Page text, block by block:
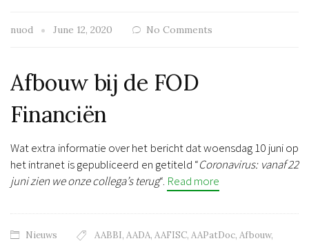
nuod June 12, 2020 No Comments
Afbouw bij de FOD
Financiën
Wat extra informatie over het bericht dat woensdag 10 juni op
het intranet is gepubliceerd en getiteld “Coronavirus: vanaf 22
juni zien we onze collega’s terug“. Read more
Nieuws AABBI, AADA, AAFISC, AAPatDoc, Afbouw,